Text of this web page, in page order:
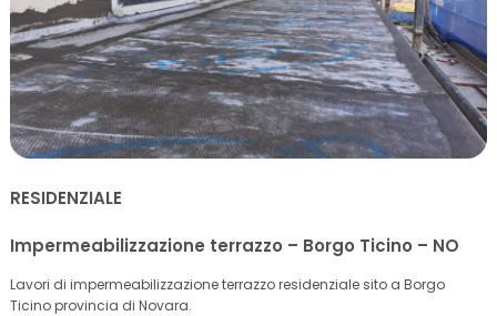
RESIDENZIALE
Impermeabilizzazione terrazzo – Borgo Ticino – NO
Lavori di impermeabilizzazione terrazzo residenziale sito a Borgo
Ticino provincia di Novara.